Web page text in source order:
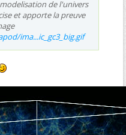
de l'univers
et apporte la preuve
ima...ic_gc3_big.gif